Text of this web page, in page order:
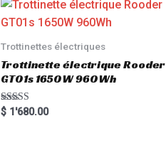
Trottinettes électriques
Trottinette électrique Rooder
GT01s 1650W 960Wh
Rated
5.00
$1'680.00